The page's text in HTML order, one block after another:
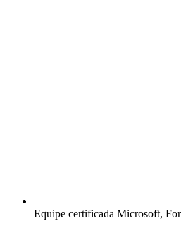
Equipe certificada Microsoft,